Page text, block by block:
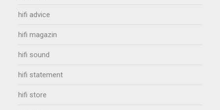
hifi advice
hifi magazin
hifi sound
hifi statement
hifi store